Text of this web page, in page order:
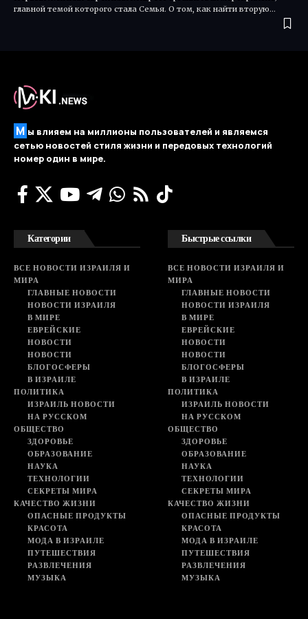
главной темой которого стала Семья. О том, как найти вторую…
М ы влияем на миллионы пользователей и являемся
сетью новостей стиля жизни и передовых технологий
номер один в мире.
Категории
ВСЕ НОВОСТИ ИЗРАИЛЯ И
МИРА
ГЛАВНЫЕ НОВОСТИ
НОВОСТИ ИЗРАИЛЯ
В МИРЕ
ЕВРЕЙСКИЕ
НОВОСТИ
НОВОСТИ
БЛОГОСФЕРЫ
В ИЗРАИЛЕ
ПОЛИТИКА
ИЗРАИЛЬ НОВОСТИ
НА РУССКОМ
ОБЩЕСТВО
ЗДОРОВЬЕ
ОБРАЗОВАНИЕ
НАУКА
ТЕХНОЛОГИИ
СЕКРЕТЫ МИРА
КАЧЕСТВО ЖИЗНИ
ОПАСНЫЕ ПРОДУКТЫ
КРАСОТА
МОДА В ИЗРАИЛЕ
ПУТЕШЕСТВИЯ
РАЗВЛЕЧЕНИЯ
МУЗЫКА
Быстрые ссылки
ВСЕ НОВОСТИ ИЗРАИЛЯ И
МИРА
ГЛАВНЫЕ НОВОСТИ
НОВОСТИ ИЗРАИЛЯ
В МИРЕ
ЕВРЕЙСКИЕ
НОВОСТИ
НОВОСТИ
БЛОГОСФЕРЫ
В ИЗРАИЛЕ
ПОЛИТИКА
ИЗРАИЛЬ НОВОСТИ
НА РУССКОМ
ОБЩЕСТВО
ЗДОРОВЬЕ
ОБРАЗОВАНИЕ
НАУКА
ТЕХНОЛОГИИ
СЕКРЕТЫ МИРА
КАЧЕСТВО ЖИЗНИ
ОПАСНЫЕ ПРОДУКТЫ
КРАСОТА
МОДА В ИЗРАИЛЕ
ПУТЕШЕСТВИЯ
РАЗВЛЕЧЕНИЯ
МУЗЫКА